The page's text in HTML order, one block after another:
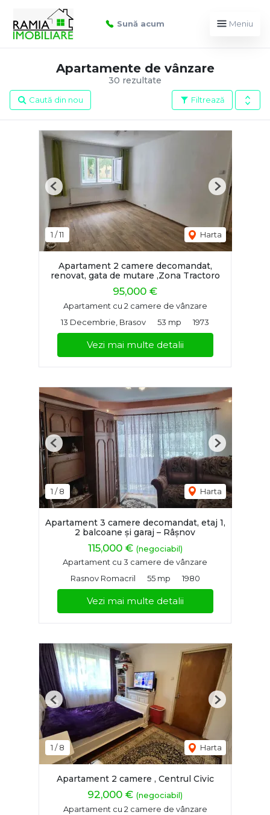
Sună acum Meniu
30 rezultate
Apartamente de vânzare
Filtrează
Caută din nou
1 /11 Harta
Previous Next
Apartament 2 camere decomandat,
renovat, gata de mutare ,Zona Tractoro
95,000 €
Apartament cu 2 camere de vânzare
13 Decembrie, Brasov
53 mp 1973
Vezi mai multe detalii
1 /8 Harta
Previous Next
Apartament 3 camere decomandat, etaj 1,
2 balcoane și garaj – Râșnov
115,000 € (negociabil)
Apartament cu 3 camere de vânzare
Rasnov Romacril
55 mp 1980
Vezi mai multe detalii
1 /8 Harta
Previous Next
Apartament 2 camere , Centrul Civic
92,000 € (negociabil)
Apartament cu 2 camere de vânzare